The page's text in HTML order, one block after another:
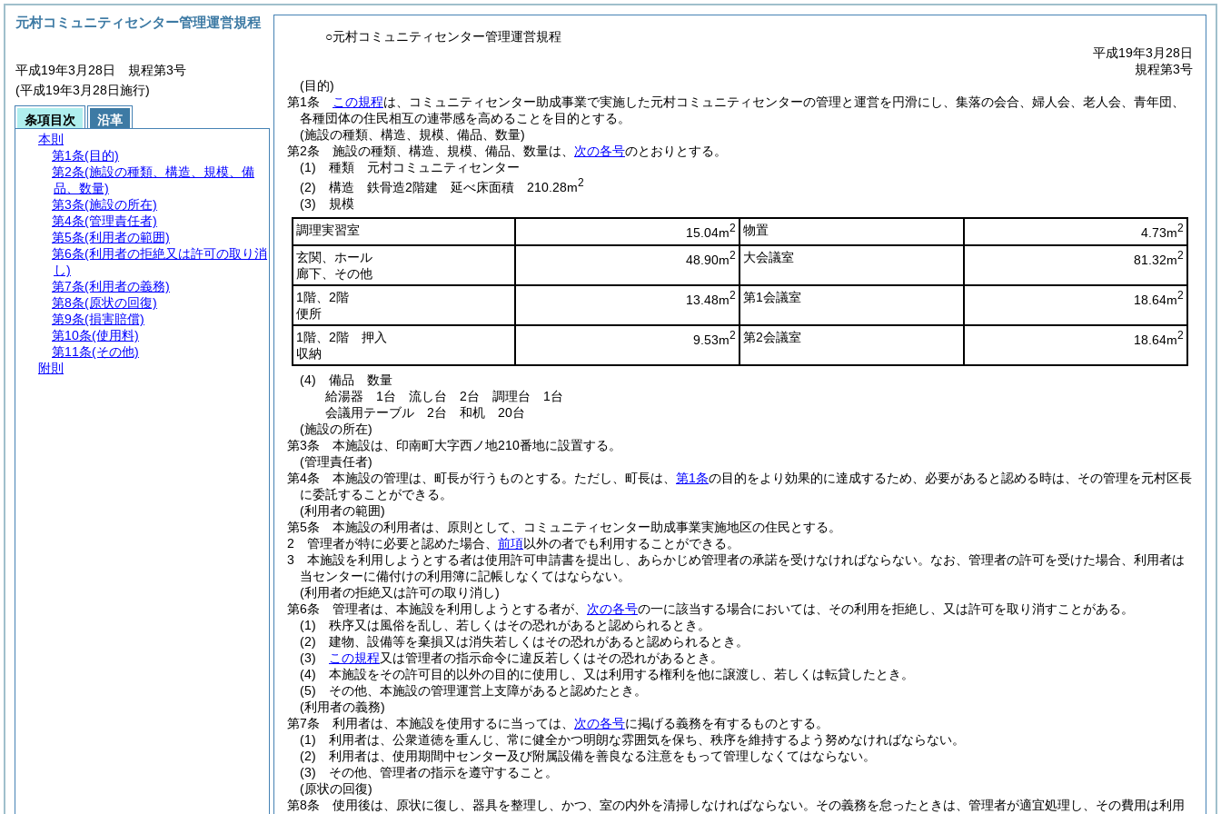
○元村コミュニティセンター管理運営規程
平成19年3月28日
規程第3号
(目的)
第1条
この規程は、コミュニティセンター助成事業で実施した元村コミュニティセンターの管理と運営を円滑にし、集落の会合、婦人会、老人会、青年団、
各種団体の住民相互の連帯感を高めることを目的とする。
(施設の種類、構造、規模、備品、数量)
第2条
施設の種類、構造、規模、備品、数量は、 次の各号のとおりとする。
(1)
種類 元村コミュニティセンター
(2)
構造 鉄骨造2階建 延べ床面積 210.28m2
(3)
規模
調理実習室
15.04m2 物置 4.73m2
玄関、ホール
廊下、その他
48.90m2 大会議室 81.32m2
1階、2階
便所
13.48m2 第1会議室 18.64m2
1階、2階 押入
収納
9.53m2 第2会議室 18.64m2
(4)
備品 数量
給湯器 1台 流し台 2台 調理台 1台
会議用テーブル 2台 和机 20台
(施設の所在)
第3条
本施設は、印南町大字西ノ地210番地に設置する。
(管理責任者)
第4条
本施設の管理は、町長が行うものとする。 ただし、町長は、 第1条の目的をより効果的に達成するため、必要があると認める時は、その管理を元村区長
に委託することができる。
(利用者の範囲)
第5条
本施設の利用者は、原則として、コミュニティセンター助成事業実施地区の住民とする。
2
管理者が特に必要と認めた場合、 前項以外の者でも利用することができる。
3
本施設を利用しようとする者は使用許可申請書を提出し、あらかじめ管理者の承諾を受けなければならない。 なお、管理者の許可を受けた場合、利用者は
当センターに備付けの利用簿に記帳しなくてはならない。
(利用者の拒絶又は許可の取り消し)
第6条
管理者は、本施設を利用しようとする者が、 次の各号の一に該当する場合においては、その利用を拒絶し、又は許可を取り消すことがある。
(1)
秩序又は風俗を乱し、若しくはその恐れがあると認められるとき。
(2)
建物、設備等を棄損又は消失若しくはその恐れがあると認められるとき。
(3)
この規程又は管理者の指示命令に違反若しくはその恐れがあるとき。
(4)
本施設をその許可目的以外の目的に使用し、又は利用する権利を他に譲渡し、若しくは転貸したとき。
(5)
その他、本施設の管理運営上支障があると認めたとき。
(利用者の義務)
第7条
利用者は、本施設を使用するに当っては、 次の各号に掲げる義務を有するものとする。
(1)
利用者は、公衆道徳を重んじ、常に健全かつ明朗な雰囲気を保ち、秩序を維持するよう努めなければならない。
(2)
利用者は、使用期間中センター及び附属設備を善良なる注意をもって管理しなくてはならない。
(3)
その他、管理者の指示を遵守すること。
(原状の回復)
第8条
使用後は、原状に復し、器具を整理し、かつ、室の内外を清掃しなければならない。 その義務を怠ったときは、管理者が適宜処理し、その費用は利用
元村コミュニティセンター管理運営規程
平成19年3月28日 規程第3号
(平成19年3月28日施行)
条項目次
沿革
本則
第1条(目的)
第2条(施設の種類、構造、規模、備
品、数量)
第3条(施設の所在)
第4条(管理責任者)
第5条(利用者の範囲)
第6条(利用者の拒絶又は許可の取り消
し)
第7条(利用者の義務)
第8条(原状の回復)
第9条(損害賠償)
第10条(使用料)
第11条(その他)
附則